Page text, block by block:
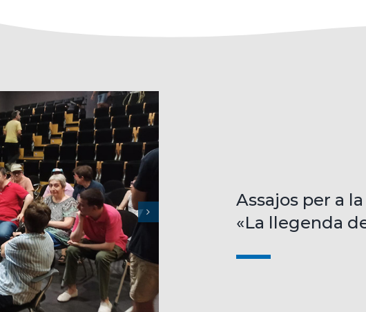
Assajos per a
«La llegenda